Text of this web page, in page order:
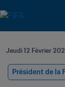
Jeudi 12 Février
Président de la